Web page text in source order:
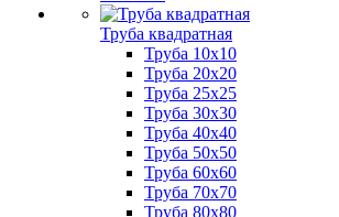
Труба квадратная
Труба 10x10
Труба 20x20
Труба 25x25
Труба 30x30
Труба 40x40
Труба 50x50
Труба 60x60
Труба 70x70
Труба 80x80